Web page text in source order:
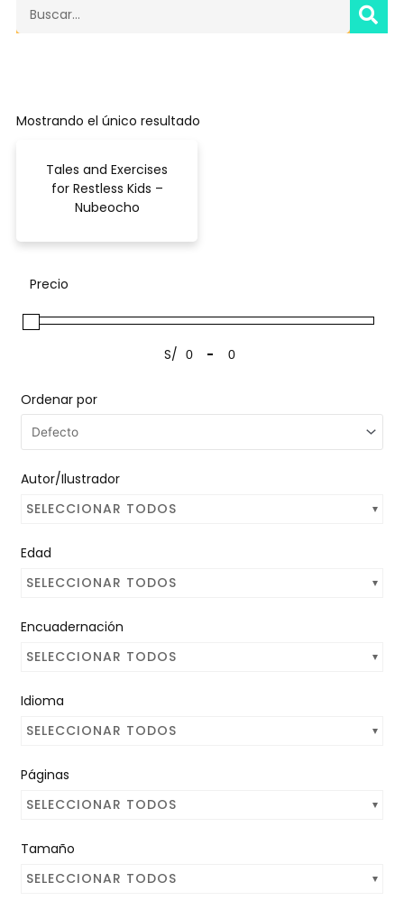
Search
Mostrando el único resultado
Tales and Exercises
for Restless Kids –
Nubeocho
Precio
S/ -
Ordenar por
Autor/Ilustrador
SELECCIONAR TODOS
Edad
SELECCIONAR TODOS
Encuadernación
SELECCIONAR TODOS
Idioma
SELECCIONAR TODOS
Páginas
SELECCIONAR TODOS
Tamaño
SELECCIONAR TODOS